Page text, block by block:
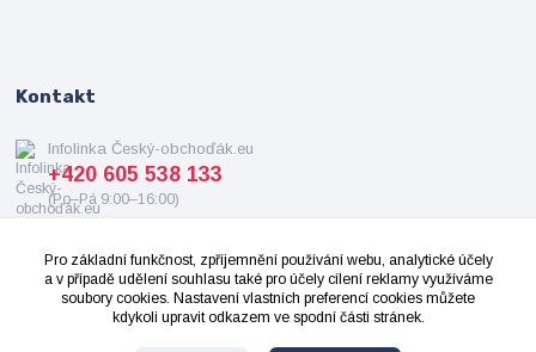
Kontakt
Infolinka Český-obchoďák.eu
+420 605 538 133
(Po–Pá 9:00–16:00)
Pro základní funkčnost, zpříjemnění používání webu, analytické účely
a v případě udělení souhlasu také pro účely cílení reklamy využíváme
soubory cookies. Nastavení vlastních preferencí cookies můžete
kdykoli upravit odkazem ve spodní části stránek.